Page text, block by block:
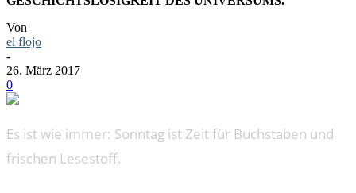
Von
el flojo
-
26. März 2017
0
Es ist wie immer: Sonntag ist Zeit für Buchstaben und
frischen Lesestoff.